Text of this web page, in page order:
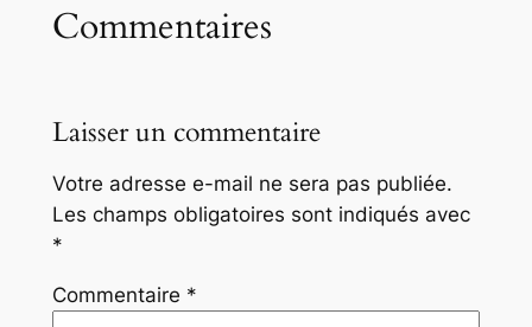
Commentaires
Laisser un commentaire
Votre adresse e-mail ne sera pas publiée.
Les champs obligatoires sont indiqués avec
*
Commentaire *